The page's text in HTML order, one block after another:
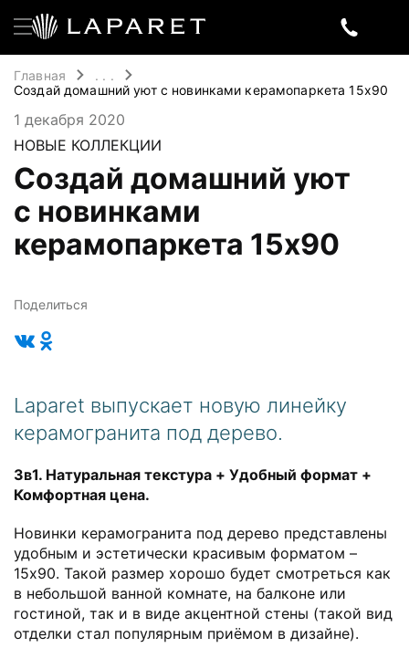
Главная
. . .
Создай домашний уют с новинками керамопаркета 15x90
1 декабря 2020
НОВЫЕ КОЛЛЕКЦИИ
Создай домашний уют
с новинками
керамопаркета 15x90
Поделиться
Laparet выпускает новую линейку
керамогранита под дерево.
3в1. Натуральная текстура + Удобный формат +
Комфортная цена.
Новинки керамогранита под дерево представлены
удобным и эстетически красивым форматом –
15x90. Такой размер хорошо будет смотреться как
в небольшой ванной комнате, на балконе или
гостиной, так и в виде акцентной стены (такой вид
отделки стал популярным приёмом в дизайне).